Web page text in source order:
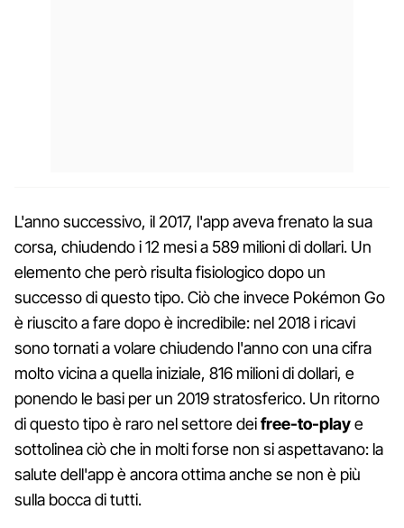
L'anno successivo, il 2017, l'app aveva frenato la sua
corsa, chiudendo i 12 mesi a 589 milioni di dollari. Un
elemento che però risulta fisiologico dopo un
successo di questo tipo. Ciò che invece Pokémon Go
è riuscito a fare dopo è incredibile: nel 2018 i ricavi
sono tornati a volare chiudendo l'anno con una cifra
molto vicina a quella iniziale, 816 milioni di dollari, e
ponendo le basi per un 2019 stratosferico. Un ritorno
di questo tipo è raro nel settore deifree-to-playe
sottolinea ciò che in molti forse non si aspettavano: la
salute dell'app è ancora ottima anche se non è più
sulla bocca di tutti.